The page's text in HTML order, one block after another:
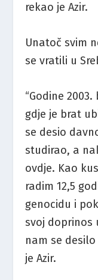
rekao je Azir.
Unatoč svim
se vratili u
“Godine
gdje je brat
se desio
studirao, a
ovdje. Kao
radim 12,5
genocidu i
svoj doprinos
nam se
je Azir.